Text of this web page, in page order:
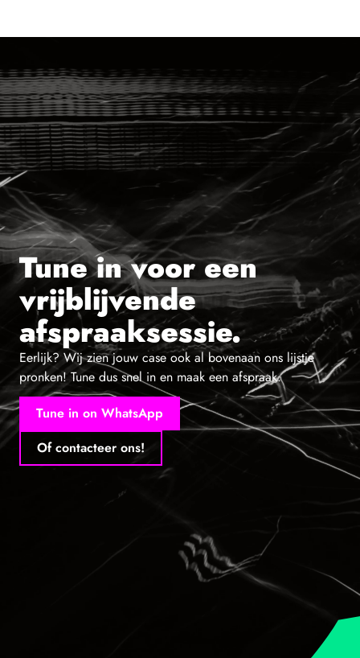
Tune in voor een
vrijblijvende
afspraaksessie.
Eerlijk? Wij zien jouw case ook al bovenaan ons lijstje
pronken! Tune dus snel in en maak een afspraak.
Tune in on WhatsApp
Of contacteer ons!